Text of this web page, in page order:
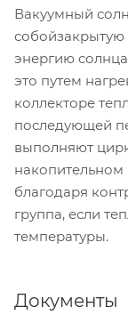
Вакуумный
собойзакрытую
энергию
это путем
коллекторе
последующей
выполняют
накопительном
благодаря
группа, если
температуры.
Документы